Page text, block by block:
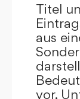
Titel
aus
vor,